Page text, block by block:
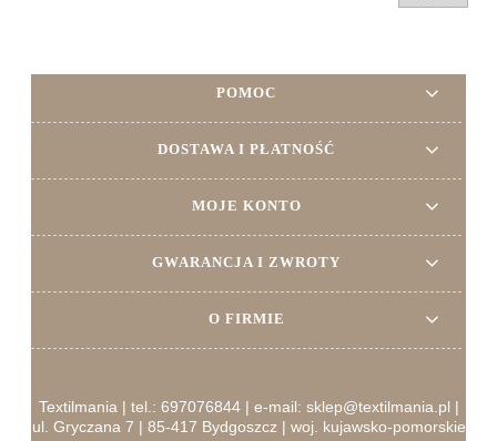
POMOC
DOSTAWA I PŁATNOŚĆ
MOJE KONTO
GWARANCJA I ZWROTY
O FIRMIE
Textilmania | tel.: 697076844 | e-mail: sklep@textilmania.pl |
ul. Gryczana 7 | 85-417 Bydgoszcz | woj. kujawsko-pomorskie